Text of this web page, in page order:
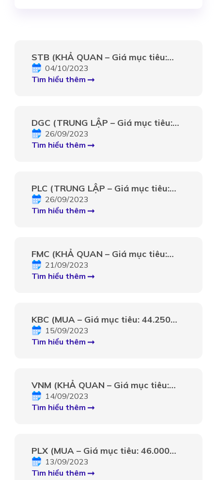
STB (KHẢ QUAN – Giá mục tiêu:
33.000 VNĐ): Hoàn thành sớm xử lý
trái phiếu VAMC thúc đẩy tăng
04/10/2023
Tìm hiểu thêm
DGC (TRUNG LẬP – Giá mục tiêu:
95.000 VNĐ): Phốt pho vàng duy trì
động lực tăng trưởng
26/09/2023
Tìm hiểu thêm
PLC (TRUNG LẬP – Giá mục tiêu:
34.800 VNĐ): Hưởng lợi đầu tư công,
phát huy vị thế mảng nhựa đường
26/09/2023
Tìm hiểu thêm
FMC (KHẢ QUAN – Giá mục tiêu:
57.500 VNĐ): Tăng cường công suất
đón đầu xu hướng hồi phục
21/09/2023
Tìm hiểu thêm
KBC (MUA – Giá mục tiêu: 44.250
VNĐ): Lợi nhuận tăng mạnh nhờ các
dự án mới
15/09/2023
Tìm hiểu thêm
VNM (KHẢ QUAN – Giá mục tiêu:
89.300 VNĐ): Thay đổi nhận diện để
củng cố vị thế
14/09/2023
Tìm hiểu thêm
PLX (MUA – Giá mục tiêu: 46.000
VNĐ): Triển vọng ổn định
13/09/2023
Tìm hiểu thêm